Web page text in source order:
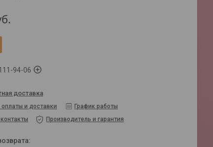
94-06
доставка
и доставки
График работы
Производитель и гарантия